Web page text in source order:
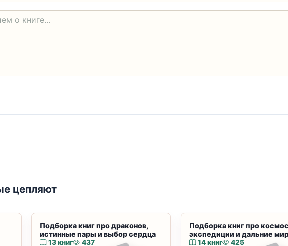
цепляют
Подборка книг про драконов,
истинные пары и выбор сердца
13 книг 437
Подборка книг про
экспедиции и дальние
14 книг 425